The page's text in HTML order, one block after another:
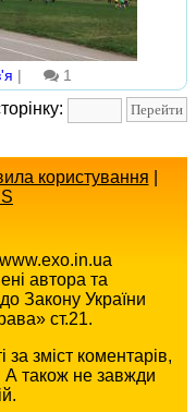
| 1
користування
www.exo.in.ua
автора та
Закону України
ст.21.
за зміст коментарів,
А також не завжди